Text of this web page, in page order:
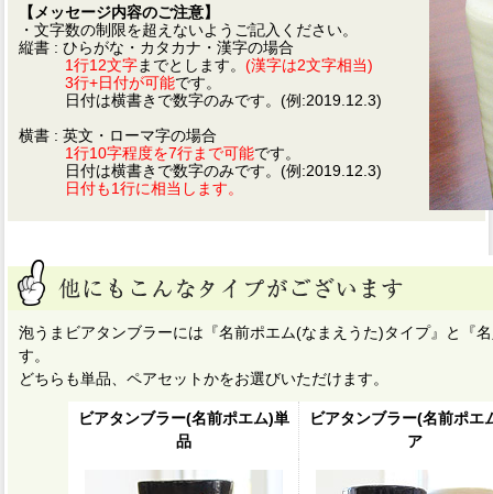
【メッセージ内容のご注意】
・文字数の制限を超えないようご記入ください。
縦書 : ひらがな・カタカナ・漢字の場合
1行12文字までとします。 (漢字は2文字相当)
3行+日付が可能です。
日付は横書きで数字のみです。(例:2019.12.3)
横書 : 英文・ローマ字の場合
1行10字程度を7行まで可能です。
日付は横書きで数字のみです。(例:2019.12.3)
日付も1行に相当します。
泡うまビアタンブラーには『名前ポエム(なまえうた)タイプ』と『
す。
どちらも単品、ペアセットかをお選びいただけます。
ビアタンブラー(名前ポエム)単
品
ビアタンブラー(名前ポエ
ア